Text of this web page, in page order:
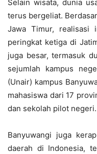
Selain wisata, dunia
terus bergeliat.
Jawa Timur, realisasi
peringkat ketiga di
juga besar, termasuk
sejumlah kampus
(Unair) kampus
mahasiswa dari 17
dan sekolah pilot negeri.
Banyuwangi juga
daerah di Indonesia,